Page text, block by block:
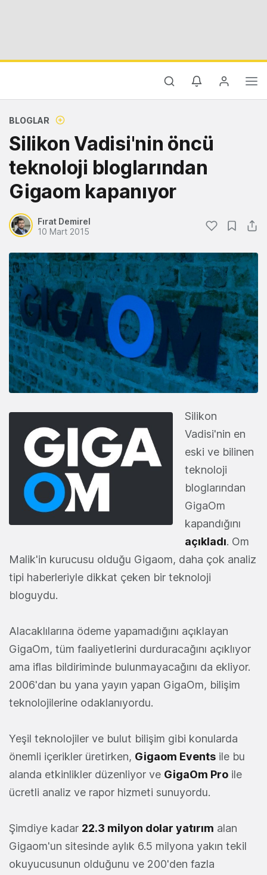
BLOGLAR
Silikon Vadisi'nin öncü
teknoloji bloglarından
Gigaom kapanıyor
Fırat Demirel
10 Mart 2015
Silikon
Vadisi'nin en
eski ve bilinen
teknoloji
bloglarından
GigaOm
kapandığını
açıkladı. Om
Malik'in kurucusu olduğu Gigaom, daha çok analiz
tipi haberleriyle dikkat çeken bir teknoloji
bloguydu.
Alacaklılarına ödeme yapamadığını açıklayan
GigaOm, tüm faaliyetlerini durduracağını açıklıyor
ama iflas bildiriminde bulunmayacağını da ekliyor.
2006'dan bu yana yayın yapan GigaOm, bilişim
teknolojilerine odaklanıyordu.
Yeşil teknolojiler ve bulut bilişim gibi konularda
önemli içerikler üretirken, Gigaom Events ile bu
alanda etkinlikler düzenliyor ve GigaOm Pro ile
ücretli analiz ve rapor hizmeti sunuyordu.
Şimdiye kadar 22.3 milyon dolar yatırım alan
Gigaom'un sitesinde aylık 6.5 milyona yakın tekil
okuyucusunun olduğunu ve 200'den fazla